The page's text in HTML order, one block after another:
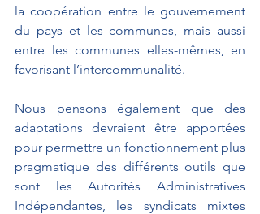
la coopération entre le gouvernement
du pays et les communes, mais aussi
entre les communes elles-mêmes, en
favorisant l’intercommunalité.
Nous pensons également que des
adaptations devraient être apportées
pour permettre un fonctionnement plus
pragmatique des différents outils que
sont les Autorités Administratives
Indépendantes, les syndicats mixtes